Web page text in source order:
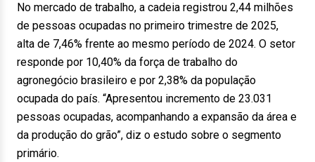
No mercado de trabalho, a cadeia registrou 2,44 milhões
de pessoas ocupadas no primeiro trimestre de 2025,
alta de 7,46% frente ao mesmo período de 2024. O setor
responde por 10,40% da força de trabalho do
agronegócio brasileiro e por 2,38% da população
ocupada do país. “Apresentou incremento de 23.031
pessoas ocupadas, acompanhando a expansão da área e
da produção do grão”, diz o estudo sobre o segmento
primário.